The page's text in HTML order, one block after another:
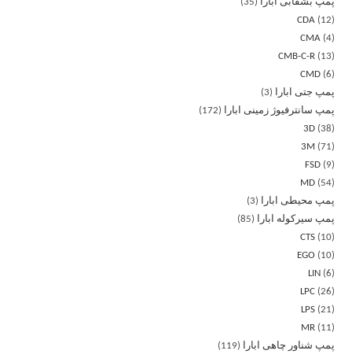
پمپ بشقابی ابارا
35
CDA
12
CMA 4
CMB-C-R
13
CMD 6
پمپ جتی ابارا
3
پمپ سانترفیوژ زمینی ابارا
172
3D 38
3M
71
FSD
9
MD
54
پمپ محیطی ابارا
3
پمپ سیرکوله ابارا
85
CTS
10
EGO
10
LIN
6
LPC 26
LPS 21
MR
11
پمپ شناور چاهی ابارا
119